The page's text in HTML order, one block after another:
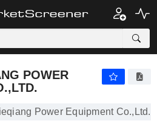
POWER
Power Equipment Co.,Ltd.